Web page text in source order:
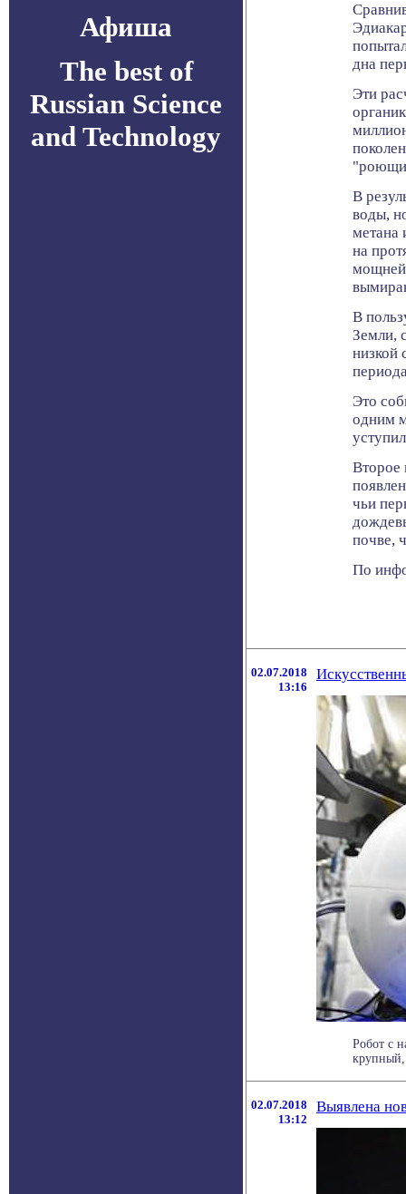
Афиша
The best of
Russian Science
and Technology
дна
Эти
В
воды,
метана
на
В
Земли,
низкой
Это
одним
Второе
чьи
почве,
По
02.07.2018
13:16
Робот с
крупный,
02.07.2018
13:12
Выявлена